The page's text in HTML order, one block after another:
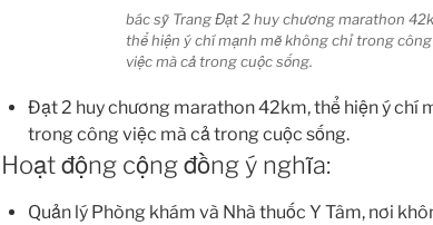
bác sỹ Trang Đạt 2 huy chương marathon
thể hiện ý chí mạnh mẽ không chỉ trong công
việc mà cả trong cuộc sống.
Đạt 2 huy chương marathon 42km, thể hiện ý chí
trong công việc mà cả trong cuộc sống.
Hoạt động cộng đồng ý nghĩa:
Quản lý Phòng khám và Nhà thuốc Y Tâm, nơi